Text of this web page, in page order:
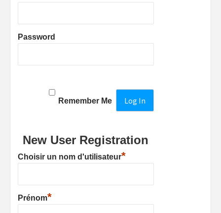
Password
Remember Me
New User Registration
Choisir un nom d'utilisateur*
Prénom*